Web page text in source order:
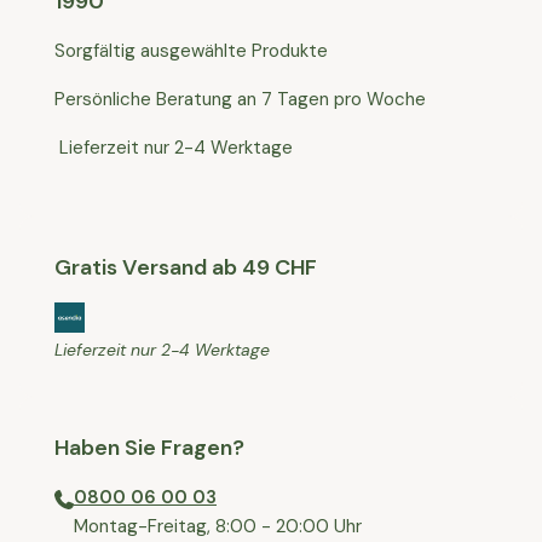
Sorgfältig ausgewählte Produkte
Persönliche Beratung an 7 Tagen pro Woche
Lieferzeit nur 2-4 Werktage
Gratis Versand ab 49 CHF
Lieferzeit nur 2-4 Werktage
Haben Sie Fragen?
0800 06 00 03
⁠Montag-Freitag, 8:00 - 20:00 Uhr